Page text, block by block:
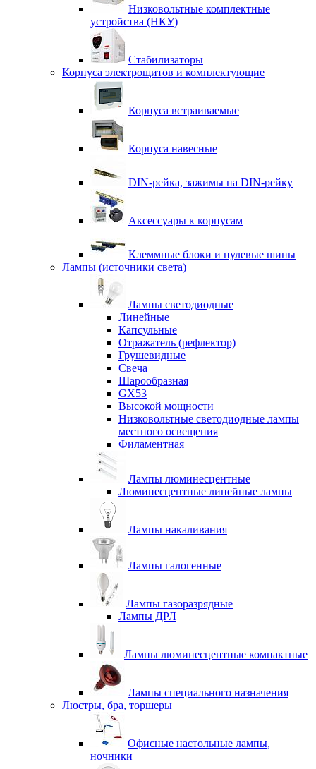
Низковольтные комплектные
устройства (НКУ)
Стабилизаторы
Корпуса электрощитов и комплектующие
Корпуса встраиваемые
Корпуса навесные
DIN-рейка, зажимы на DIN-рейку
Аксессуары к корпусам
Клеммные блоки и нулевые шины
Лампы (источники света)
Лампы светодиодные
Линейные
Капсульные
Отражатель (рефлектор)
Грушевидные
Свеча
Шарообразная
GX53
Высокой мощности
Низковольтные светодиодные лампы
местного освещения
Филаментная
Лампы люминесцентные
Люминесцентные линейные лампы
Лампы накаливания
Лампы галогенные
Лампы газоразрядные
Лампы ДРЛ
Лампы люминесцентные компактные
Лампы специального назначения
Люстры, бра, торшеры
Офисные настольные лампы,
ночники